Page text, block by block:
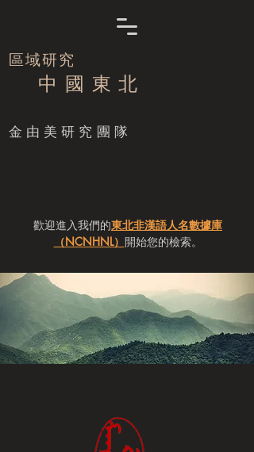
區域研究
中 國 東 北
​金由美研究團隊
歡迎進入我們的東北非漢語人名數據庫
（NCNHNL） 開始您的檢索。